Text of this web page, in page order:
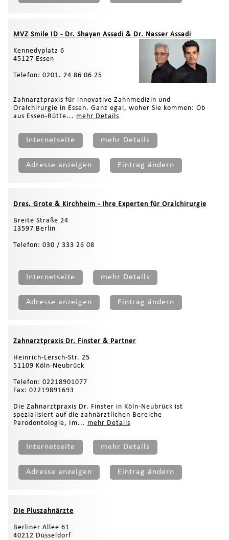
MVZ Smile ID - Dr. Shayan Assadi & Dr. Nasser Assadi
Kennedyplatz 6
45127 Essen
Telefon: 0201. 24 86 06 25
Zahnarztpraxis für innovative Zahnmedizin und
Oralchirurgie in Essen. Ganz egal, woher Sie kommen: Ob
aus Essen-Rütte... mehr Details
Internetseite mehr Details
Adresse anzeigen Eintrag ändern
Dres. Grote & Kirchheim - Ihre Experten für Oralchirurgie
Breite Straße 24
13597 Berlin
Telefon: 030 / 333 26 08
Internetseite mehr Details
Adresse anzeigen Eintrag ändern
Zahnarztpraxis Dr. Finster & Partner
Heinrich-Lersch-Str. 25
51109 Köln-Neubrück
Telefon: 02218901077
Fax: 02219891693
Die Zahnarztpraxis Dr. Finster in Köln-Neubrück ist
spezialisiert auf die zahnärztlichen Bereiche
Parodontologie, Im... mehr Details
Internetseite mehr Details
Adresse anzeigen Eintrag ändern
Die Pluszahnärzte
Berliner Allee 61
40212 Düsseldorf